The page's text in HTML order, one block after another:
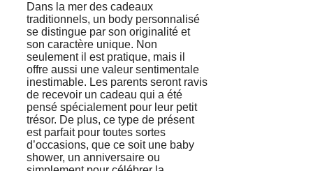
Dans la mer des cadeaux
traditionnels, un body personnalisé
se distingue par son originalité et
son caractère unique. Non
seulement il est pratique, mais il
offre aussi une valeur sentimentale
inestimable. Les parents seront ravis
de recevoir un cadeau qui a été
pensé spécialement pour leur petit
trésor. De plus, ce type de présent
est parfait pour toutes sortes
d’occasions, que ce soit une baby
shower, un anniversaire ou